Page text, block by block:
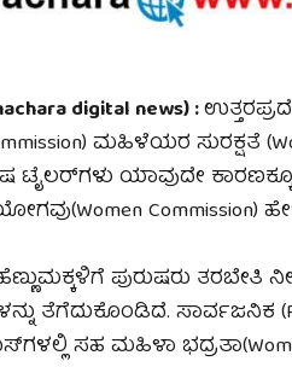
digital news) :
ಮಹಿಳೆಯರ ಸುರಕ್ಷತೆ
ಟೈಲರ್‌ಗಳು ಯಾವುದೇ
Commission)
ಪುರುಷರು ತರಬೇತಿ
ತೆಗೆದುಕೊಂಡಿದೆ. ಸಾರ್ವಜನಿಕ
ಸಹ ಮಹಿಳಾ